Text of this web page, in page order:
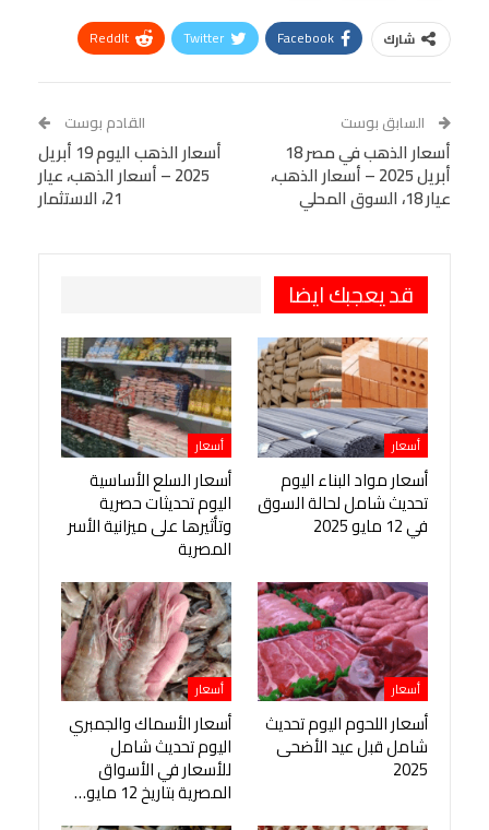
شارك Facebook
Twitter
ReddIt
Tumblr
البريد الإلكتروني
StumbleUpon
VK
Digg
LINE
BlackBerry
Viber
السابق بوست
أسعار الذهب في مصر 18
أبريل 2025 – أسعار الذهب،
عيار 18، السوق المحلي
القادم بوست
أسعار الذهب اليوم 19 أبريل
2025 – أسعار الذهب، عيار
21، الاستثمار
قد يعجبك ايضا
أسعار
أسعار مواد البناء اليوم
تحديث شامل لحالة السوق
في 12 مايو 2025
أسعار
أسعار السلع الأساسية
اليوم تحديثات حصرية
وتأثيرها على ميزانية الأسر
المصرية
أسعار
أسعار اللحوم اليوم تحديث
شامل قبل عيد الأضحى
2025
أسعار
أسعار الأسماك والجمبري
اليوم تحديث شامل
للأسعار في الأسواق
المصرية بتاريخ 12 مايو…